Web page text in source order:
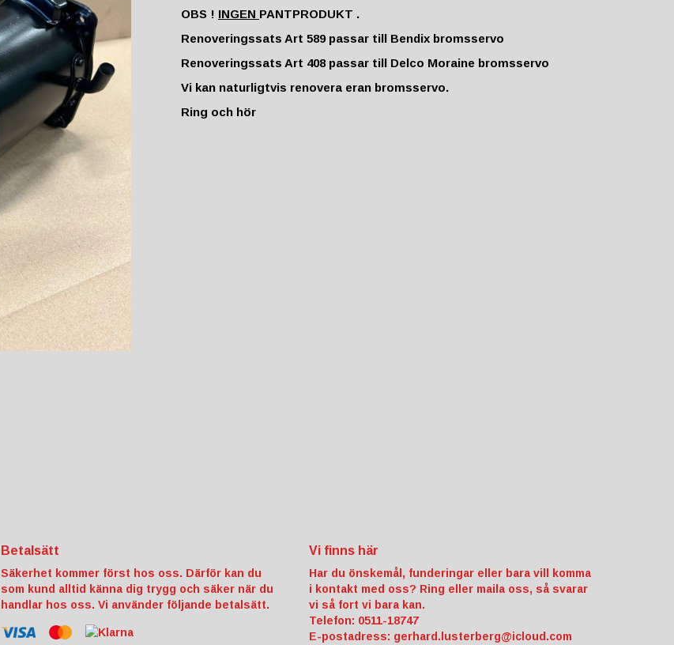
OBS ! INGEN PANTPRODUKT .
Renoveringssats Art 589 passar till Bendix bromsservo
Renoveringssats Art 408 passar till Delco Moraine bromsservo
Vi kan naturligtvis renovera eran bromsservo.
Ring och hör
Betalsätt
Säkerhet kommer först hos oss. Därför kan du
som kund alltid känna dig trygg och säker när du
handlar hos oss. Vi använder följande betalsätt.
Vi finns här
Har du önskemål, funderingar eller bara vill komma
i kontakt med oss? Ring eller maila oss, så svarar
vi så fort vi bara kan.
Telefon: 0511-18747
E-postadress: gerhard.lusterberg@icloud.com